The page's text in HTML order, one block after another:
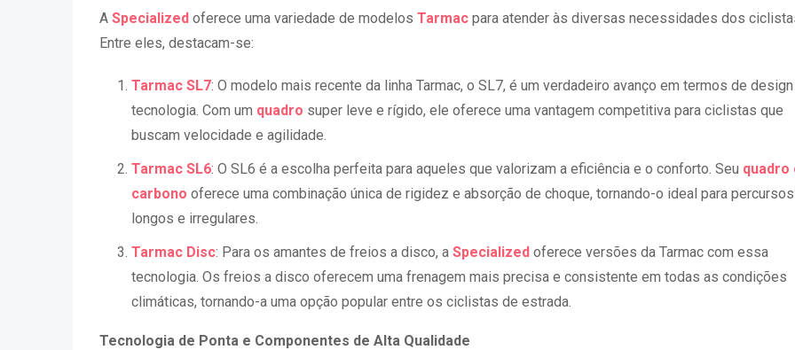
A Specialized oferece uma variedade de modelos Tarmac para atender às diversas necessidades dos
Entre eles, destacam-se:
Tarmac SL7: O modelo mais recente da linha Tarmac, o SL7, é um verdadeiro avanço em termos de
tecnologia. Com um quadro super leve e rígido, ele oferece uma vantagem competitiva para ciclistas que
buscam velocidade e agilidade.
Tarmac SL6: O SL6 é a escolha perfeita para aqueles que valorizam a eficiência e o conforto. Seu quadro
carbono oferece uma combinação única de rigidez e absorção de choque, tornando-o ideal para percursos
longos e irregulares.
Tarmac Disc: Para os amantes de freios a disco, a Specialized oferece versões da Tarmac com essa
tecnologia. Os freios a disco oferecem uma frenagem mais precisa e consistente em todas as condições
climáticas, tornando-a uma opção popular entre os ciclistas de estrada.
Tecnologia de Ponta e Componentes de Alta Qualidade